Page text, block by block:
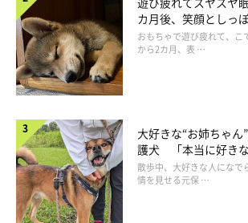
カ月後、笑顔としっ
成長！
おもちゃで遊び疲れて、こ
から2カ月、表 …
大好きな“お姉ちゃ
護犬 「本当に好き
表情にほっこり
散歩中、大好きな人になで
情を見せる元保 …